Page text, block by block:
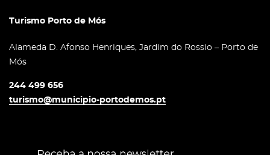
Turismo Porto de Mós
Alameda D. Afonso Henriques, Jardim do Rossio – Porto de
Mós
244 499 656
turismo@municipio-portodemos.pt